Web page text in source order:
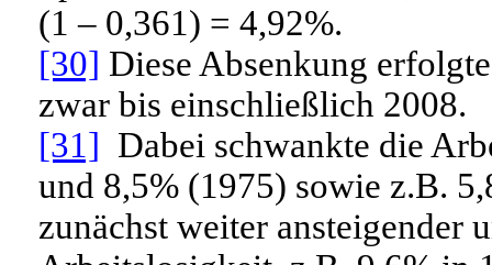
(1 – 0,361) = 4,92%.
[30] Diese Absenkung
zwar bis einschließlich 2008.
[31] Dabei schwankte die
und 8,5% (1975) sowie z.B.
zunächst weiter ansteigender